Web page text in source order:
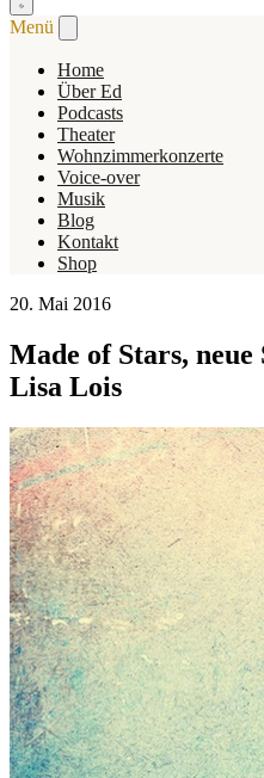
Menü
Home
Über Ed
Podcasts
Theater
Wohnzimmerkonzerte
Voice-over
Musik
Blog
Kontakt
Shop
20. Mai 2016
Made of Stars,
Lisa Lois